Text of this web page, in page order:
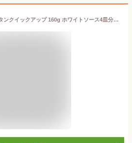
ハウス マカロニグラタンクイックアップ 160g ホワイトソース4皿分【YH】